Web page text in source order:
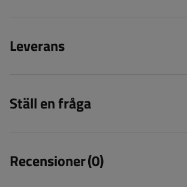
Leverans
Ställ en fråga
Recensioner(0)